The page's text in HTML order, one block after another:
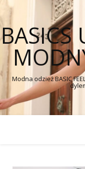
BASICS
Modna odzież BASIC